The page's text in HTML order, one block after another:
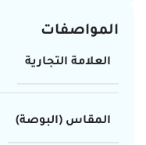
المواصفات
العلامة التجارية
المقاس (البوصة)